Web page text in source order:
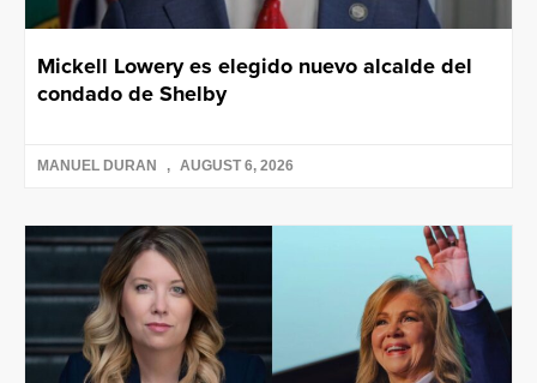
Mickell Lowery es elegido nuevo alcalde del
condado de Shelby
MANUEL DURAN AUGUST 6, 2026